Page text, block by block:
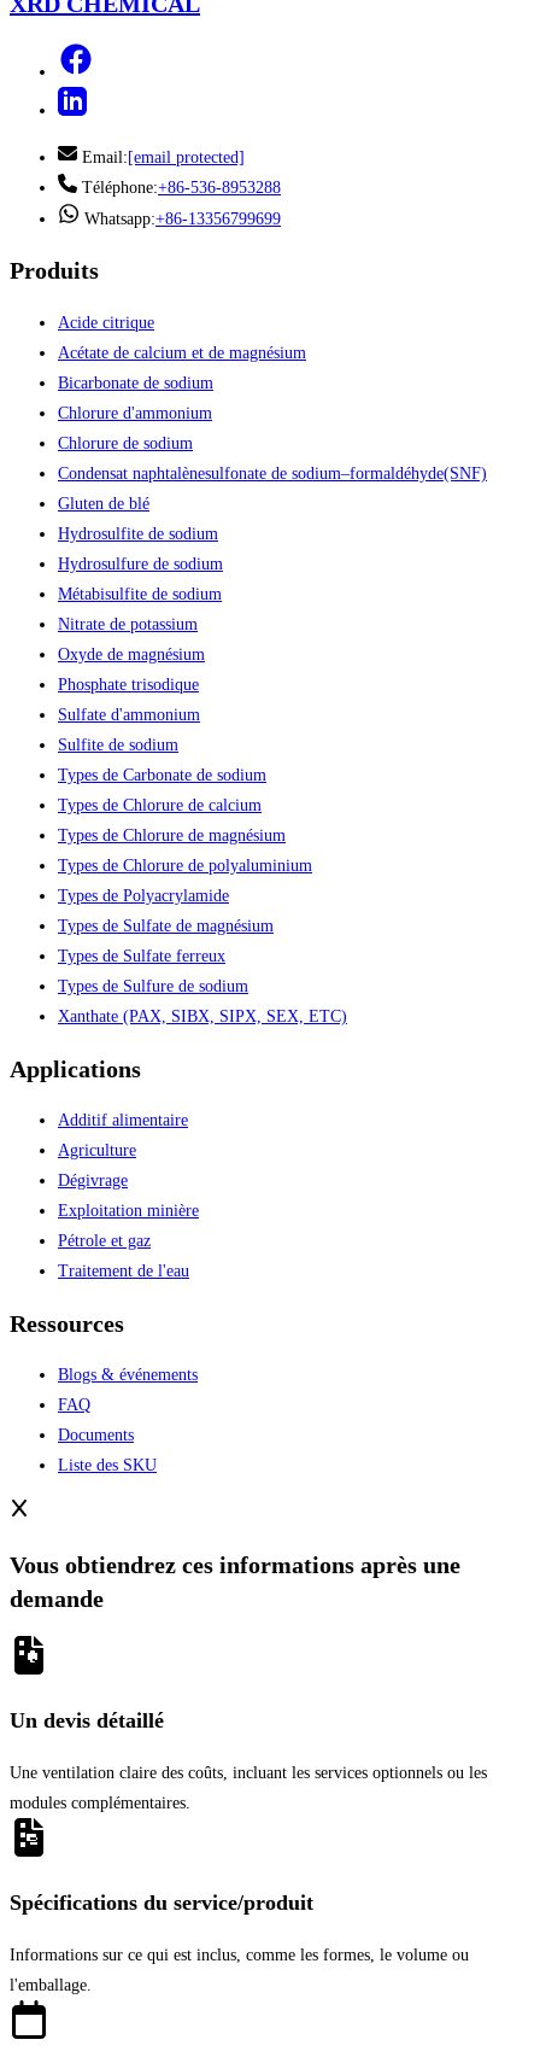
Email: [email protected]
Téléphone:+86-536-8953288
Whatsapp:+86-13356799699
Produits
Acide citrique
Acétate de calcium et de magnésium
Bicarbonate de sodium
Chlorure d'ammonium
Chlorure de sodium
Condensat naphtalènesulfonate de sodium–formaldéhyde(SNF)
Gluten de blé
Hydrosulfite de sodium
Hydrosulfure de sodium
Métabisulfite de sodium
Nitrate de potassium
Oxyde de magnésium
Phosphate trisodique
Sulfate d'ammonium
Sulfite de sodium
Types de Carbonate de sodium
Types de Chlorure de calcium
Types de Chlorure de magnésium
Types de Chlorure de polyaluminium
Types de Polyacrylamide
Types de Sulfate de magnésium
Types de Sulfate ferreux
Types de Sulfure de sodium
Xanthate (PAX, SIBX, SIPX, SEX, ETC)
Applications
Additif alimentaire
Agriculture
Dégivrage
Exploitation minière
Pétrole et gaz
Traitement de l'eau
Ressources
Blogs & événements
FAQ
Documents
Liste des SKU
Vous obtiendrez ces informations après une
demande
Un devis détaillé
Une ventilation claire des coûts, incluant les services optionnels ou les
modules complémentaires.
Spécifications du service/produit
Informations sur ce qui est inclus, comme les formes, le volume ou
l'emballage.